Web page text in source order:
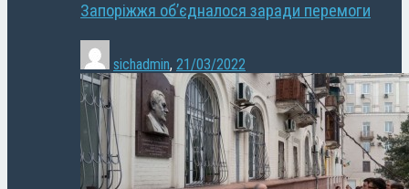
Запоріжжя об’єдналося заради перемоги
sichadmin, 21/03/2022